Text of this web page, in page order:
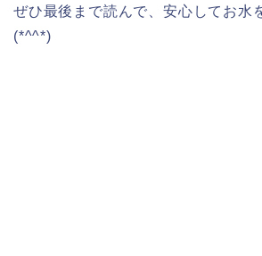
ぜひ最後まで読んで、安心してお水
(*^^*)